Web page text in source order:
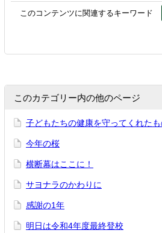
このコンテンツに関連するキーワード
このカテゴリー内の他のページ
子どもたちの健康を守ってくれた
今年の桜
横断幕はここに！
サヨナラのかわりに
感謝の1年
明日は令和4年度最終登校